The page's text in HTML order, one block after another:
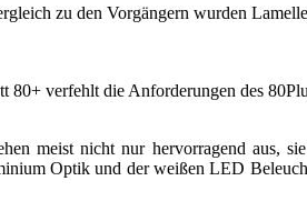
zu den Vorgängern wurden
80+ verfehlt die Anforderungen des
meist nicht nur hervorragend aus,
Optik und der weißen LED